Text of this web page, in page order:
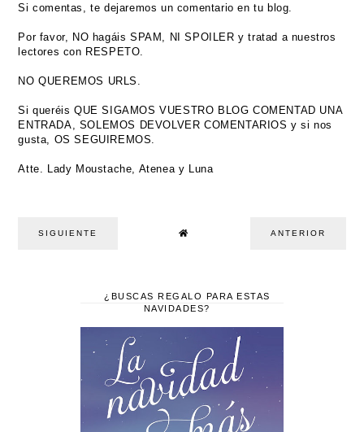
Si comentas, te dejaremos un comentario en tu blog.
Por favor, NO hagáis SPAM, NI SPOILER y tratad a nuestros
lectores con RESPETO.
NO QUEREMOS URLS.
Si queréis QUE SIGAMOS VUESTRO BLOG COMENTAD UNA
ENTRADA, SOLEMOS DEVOLVER COMENTARIOS y si nos
gusta, OS SEGUIREMOS.
Atte. Lady Moustache, Atenea y Luna
SIGUIENTE ANTERIOR
¿BUSCAS REGALO PARA ESTAS
NAVIDADES?